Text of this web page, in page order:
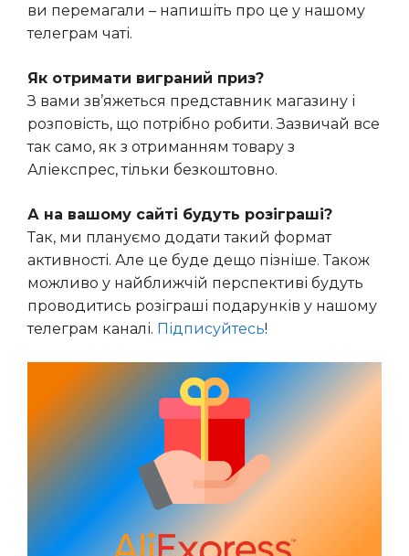
ви перемагали – напишіть про це у нашому
телеграм чаті.
Як отримати виграний приз?
З вами зв’яжеться представник магазину і
розповість, що потрібно робити. Зазвичай все
так само, як з отриманням товару з
Аліекспрес, тільки безкоштовно.
А на вашому сайті будуть розіграші?
Так, ми плануємо додати такий формат
активності. Але це буде дещо пізніше. Також
можливо у найближчій перспективі будуть
проводитись розіграші подарунків у нашому
телеграм каналі. Підписуйтесь!